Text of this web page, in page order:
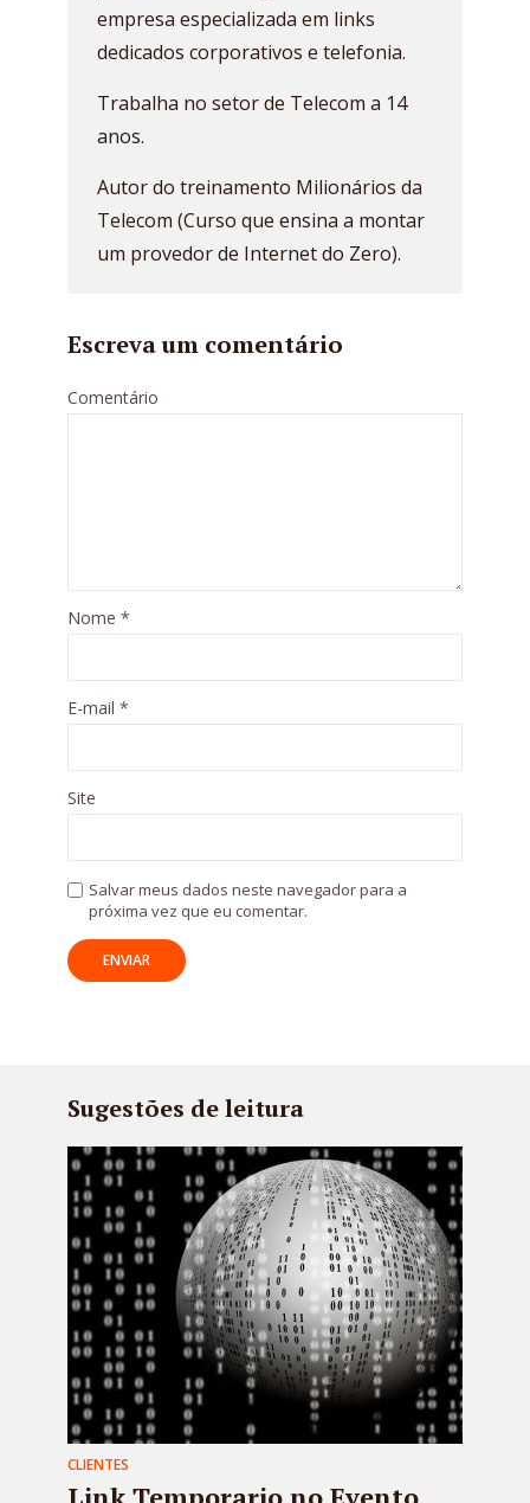
empresa especializada em links
dedicados corporativos e telefonia.
Trabalha no setor de Telecom a 14
anos.
Autor do treinamento Milionários da
Telecom (Curso que ensina a montar
um provedor de Internet do Zero).
Escreva um comentário
Comentário
Nome *
E-mail *
Site
Salvar meus dados neste navegador para a
próxima vez que eu comentar.
Sugestões de leitura
CLIENTES